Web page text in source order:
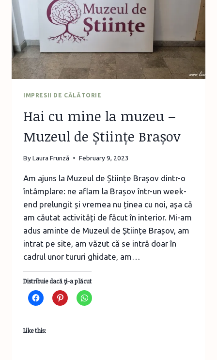
„DOR
DE
MARE”
IMPRESII DE CĂLĂTORIE
Hai cu mine la muzeu –
Muzeul de Științe Brașov
ByLaura Frunză February 9, 2023
Am ajuns la Muzeul de Științe Brașov dintr-o
întâmplare: ne aflam la Brașov într-un week-
end prelungit și vremea nu ținea cu noi, așa că
am căutat activități de făcut în interior. Mi-am
adus aminte de Muzeul de Științe Brașov, am
intrat pe site, am văzut că se intră doar în
cadrul unor tururi ghidate, am…
Distribuie dacă ţi-a plăcut
Like this: